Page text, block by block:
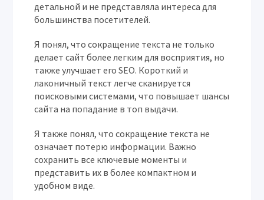
детальной и не представляла интереса для
большинства посетителей.
Я понял, что сокращение текста не только
делает сайт более легким для восприятия, но
также улучшает его SEO. Короткий и
лаконичный текст легче сканируется
поисковыми системами, что повышает шансы
сайта на попадание в топ выдачи.
Я также понял, что сокращение текста не
означает потерю информации. Важно
сохранить все ключевые моменты и
представить их в более компактном и
удобном виде.